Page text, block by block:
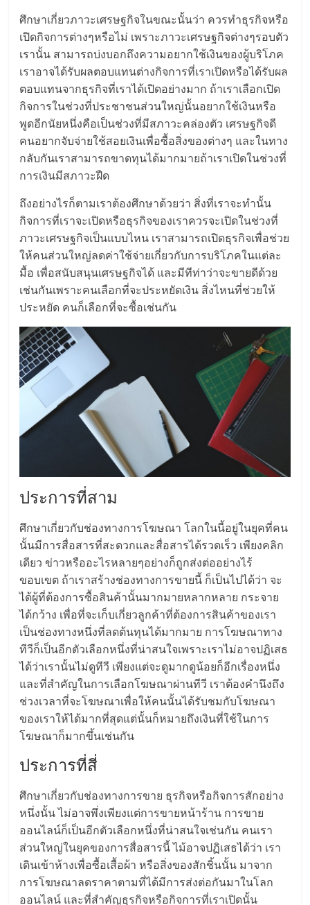
รน
ไชส์
แฟ
รน
ไชส์
ขาย
หน้า
บ้าน
ลงทุน
น้อย
คืน
ทุน
ไว,
ที่
ปรึกษา
การ
ลงทุน
และ
ขยาย
สา
ขา
แฟ
รน
ไชส์,
ศึกษาเกี่ยวภาวะเศรษฐกิจในขณะนั้นว่า ควรทำธุรกิจหรือ
เปิดกิจการต่างๆหรือไม่ เพราะภาวะเศรษฐกิจต่างๆรอบตัว
เรานั้น สามารถบ่งบอกถึงความอยากใช้เงินของผู้บริโภค
เราอาจได้รับผลตอบแทนต่างกิจการที่เราเปิดหรือได้รับผล
ตอบแทนจากธุรกิจที่เราได้เปิดอย่างมาก ถ้าเราเลือกเปิด
กิจการในช่วงที่ประชาชนส่วนใหญ่นั้นอยากใช้เงินหรือ
พูดอีกนัยหนึ่งคือเป็นช่วงที่มีสภาวะคล่องตัว เศรษฐกิจดี
คนอยากจับจ่ายใช้สอยเงินเพื่อซื้อสิ่งของต่างๆ และในทาง
กลับกันเราสามารถขาดทุนได้มากมายถ้าเราเปิดในช่วงที่
การเงินมีสภาวะฝืด
ถึงอย่างไรก็ตามเราต้องศึกษาด้วยว่า สิ่งที่เราจะทำนั้น
กิจการที่เราจะเปิดหรือธุรกิจของเราควรจะเปิดในช่วงที่
ภาวะเศรษฐกิจเป็นแบบไหน เราสามารถเปิดธุรกิจเพื่อช่วย
ให้คนส่วนใหญ่ลดค่าใช้จ่ายเกี่ยวกับการบริโภคในแต่ละ
มื้อ เพื่อสนับสนุนเศรษฐกิจได้ และมีทีท่าว่าจะขายดีด้วย
เช่นกันเพราะคนเลือกที่จะประหยัดเงิน สิ่งไหนที่ช่วยให้
ประหยัด คนก็เลือกที่จะซื้อเช่นกัน
ประการที่สาม
ศึกษาเกี่ยวกับช่องทางการโฆษณา โลกในนี้อยู่ในยุคที่คน
นั้นมีการสื่อสารที่สะดวกและสื่อสารได้รวดเร็ว เพียงคลิก
เดียว ข่าวหรืออะไรหลายๆอย่างก็ถูกส่งต่ออย่างไร้
ขอบเขต ถ้าเราสร้างช่องทางการขายนี้ ก็เป็นไปได้ว่า จะ
ได้ผู้ที่ต้องการซื้อสินค้านั้นมากมายหลากหลาย กระจาย
ได้กว้าง เพื่อที่จะเก็บเกี่ยวลูกค้าที่ต้องการสินค้าของเรา
เป็นช่องทางหนึ่งที่ลดต้นทุนได้มากมาย การโฆษณาทาง
ทีวีก็เป็นอีกตัวเลือกหนึ่งที่น่าสนใจเพราะเราไม่อาจปฏิเสธ
ได้ว่าเรานั้นไม่ดูทีวี เพียงแต่จะดูมากดูน้อยก็อีกเรื่องหนึ่ง
และที่สำคัญในการเลือกโฆษณาผ่านทีวี เราต้องคำนึงถึง
ช่วงเวลาที่จะโฆษณาเพื่อให้คนนั้นได้รับชมกับโฆษณา
ของเราให้ได้มากที่สุดแต่นั้นก็หมายถึงเงินที่ใช้ในการ
โฆษณาก็มากขึ้นเช่นกัน
ประการที่สี่
ศึกษาเกี่ยวกับช่องทางการขาย ธุรกิจหรือกิจการสักอย่าง
หนึ่งนั้น ไม่อาจพึ่งเพียงแต่การขายหน้าร้าน การขาย
ออนไลน์ก็เป็นอีกตัวเลือกหนึ่งที่น่าสนใจเช่นกัน คนเรา
ส่วนใหญ่ในยุคของการสื่อสารนี้ ไม้อาจปฏิเสธได้ว่า เรา
เดินเข้าห้างเพื่อซื้อเสื้อผ้า หรือสิ่งของสักชิ้นนั้น มาจาก
การโฆษณาลดราคาตามที่ได้มีการส่งต่อกันมาในโลก
ออนไลน์ และที่สำคัญธุรกิจหรือกิจการที่เราเปิดนั้น